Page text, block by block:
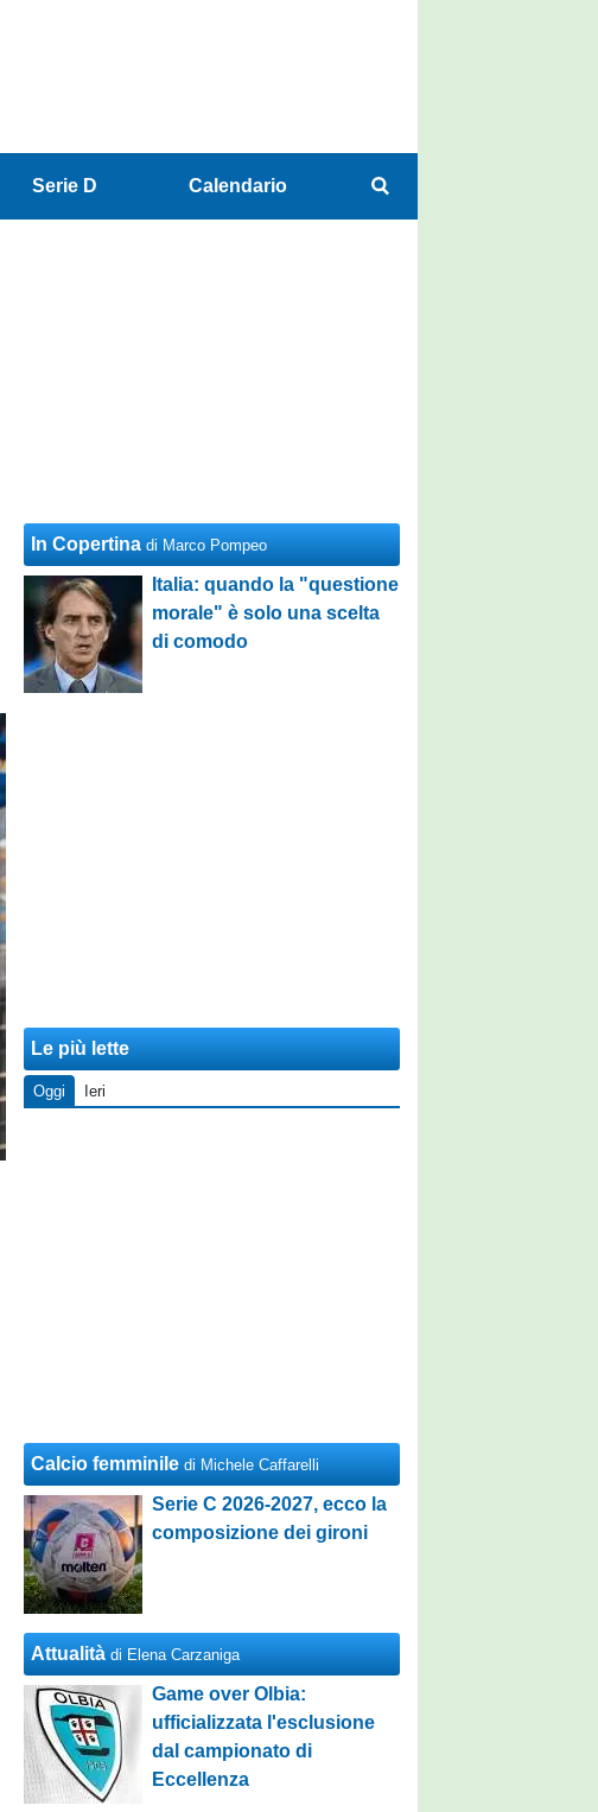
Serie D Calendario
In Copertina di Marco Pompeo
Italia: quando la "questione
morale" è solo una scelta
di comodo
Le più lette
Oggi Ieri
Calcio femminile di Michele Caffarelli
Serie C 2026-2027, ecco la
composizione dei gironi
Attualità di Elena Carzaniga
Game over Olbia:
ufficializzata l'esclusione
dal campionato di
Eccellenza